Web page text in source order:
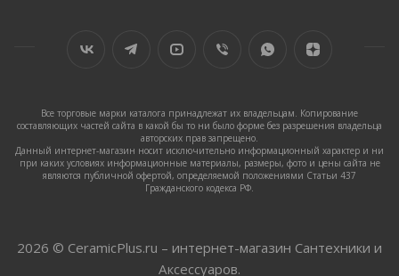
Все торговые марки каталога принадлежат их владельцам. Копирование
составляющих частей сайта в какой бы то ни было форме без разрешения владельца
авторских прав запрещено.
Данный интернет-магазин носит исключительно информационный характер и ни
при каких условиях информационные материалы, размеры, фото и цены сайта не
являются публичной офертой, определяемой положениями Статьи 437
Гражданского кодекса РФ.
2026 © CeramicPlus.ru – интернет-магазин Сантехники и
Аксессуаров.